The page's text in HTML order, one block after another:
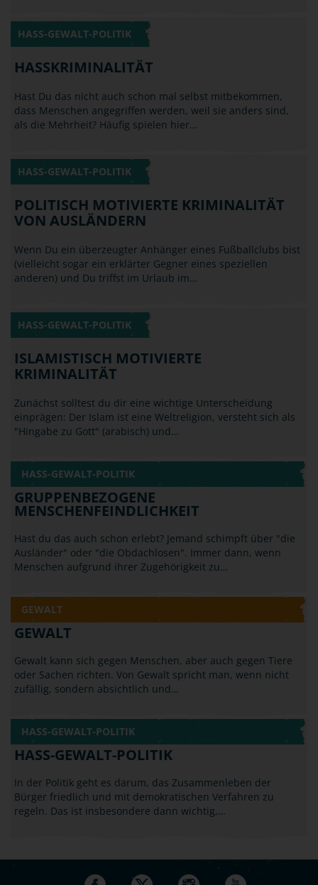
HASSKRIMINALITÄT
Hast Du das nicht auch schon mal selbst mitbekommen,
als die Mehrheit? Häufig spielen hier…
POLITISCH MOTIVIERTE KRIMINALITÄT
VON AUSLÄNDERN
Wenn Du ein überzeugter Anhänger eines Fußballclubs bist
anderen) und Du triffst im Urlaub im…
ISLAMISTISCH MOTIVIERTE
KRIMINALITÄT
Zunächst solltest du dir eine wichtige Unterscheidung
"Hingabe zu Gott" (arabisch) und…
GRUPPENBEZOGENE
MENSCHENFEINDLICHKEIT
Hast du das auch schon erlebt? Jemand schimpft über "die
Menschen aufgrund ihrer Zugehörigkeit zu…
GEWALT
Gewalt kann sich gegen Menschen, aber auch gegen Tiere
zufällig, sondern absichtlich und…
HASS-GEWALT-POLITIK
In der Politik geht es darum, das Zusammenleben der
regeln. Das ist insbesondere dann wichtig,…